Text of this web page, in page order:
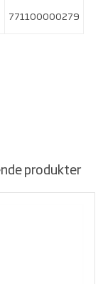
771100000279
produkter